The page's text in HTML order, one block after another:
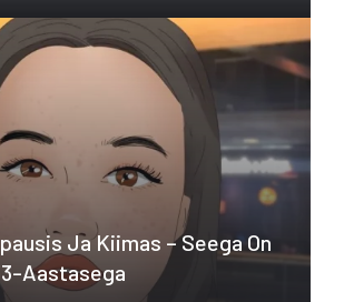
Ja Kiimas – Seega On
Aastasega